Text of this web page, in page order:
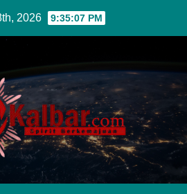
2026 9:35:08 PM